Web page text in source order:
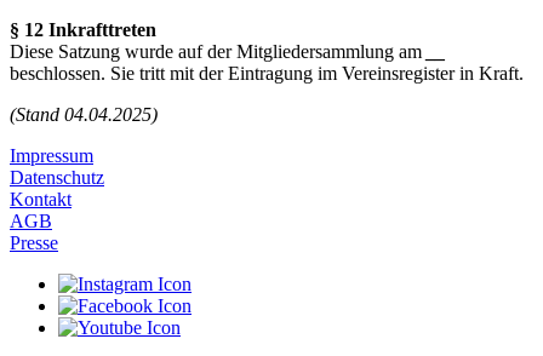
§ 12 Inkrafttreten
Diese Satzung wurde auf der Mitgliedersammlung am
beschlossen. Sie tritt mit der Eintragung im Vereinsregister in Kraft.
(Stand 04.04.2025)
Impressum
Datenschutz
Kontakt
AGB
Presse